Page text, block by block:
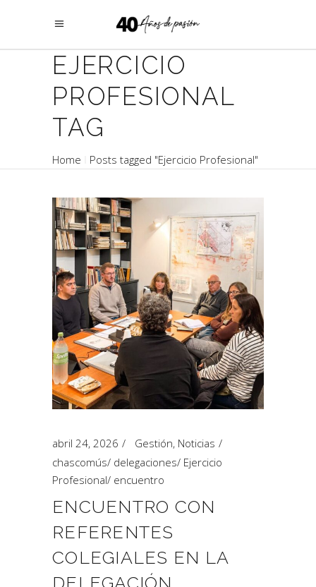
EJERCICIO
PROFESIONAL
TAG
Home Posts tagged "Ejercicio Profesional"
abril 24, 2026 Gestión, Noticias
chascomús/ delegaciones/ Ejercicio
Profesional/ encuentro
ENCUENTRO CON
REFERENTES
COLEGIALES EN LA
DELEGACIÓN